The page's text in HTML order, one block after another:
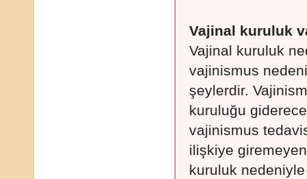
Vajinal kuruluk
Vajinal kuruluk
vajinismus
şeylerdir.
kuruluğu
vajinismus
ilişkiye
kuruluk nedeniyle